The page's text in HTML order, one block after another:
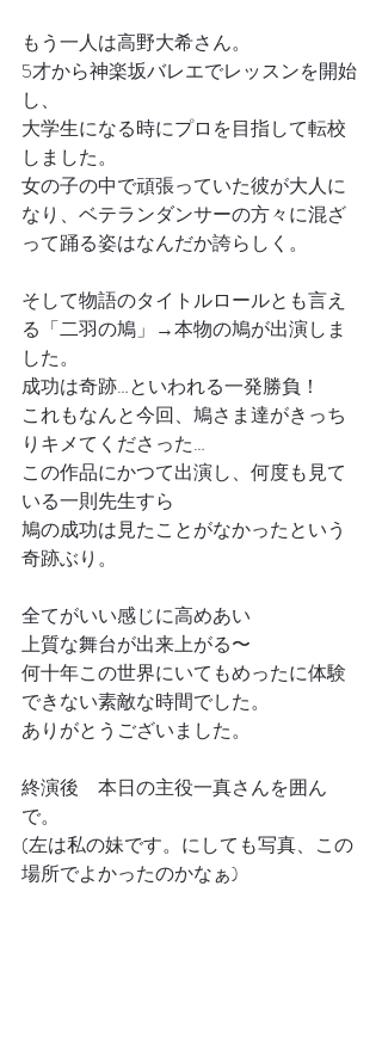
もう一人は高野大希さん。
5才から神楽坂バレエでレッスンを開始
し、
大学生になる時にプロを目指して転校
しました。
女の子の中で頑張っていた彼が大人に
なり、ベテランダンサーの方々に混ざ
って踊る姿はなんだか誇らしく。
そして物語のタイトルロールとも言え
る「二羽の鳩」→本物の鳩が出演しま
した。
成功は奇跡…といわれる一発勝負！
これもなんと今回、鳩さま達がきっち
りキメてくださった…
この作品にかつて出演し、何度も見て
いる一則先生すら
鳩の成功は見たことがなかったという
奇跡ぶり。
全てがいい感じに高めあい
上質な舞台が出来上がる〜
何十年この世界にいてもめったに体験
できない素敵な時間でした。
ありがとうございました。
終演後　本日の主役一真さんを囲ん
で。
(左は私の妹です。にしても写真、この
場所でよかったのかなぁ)